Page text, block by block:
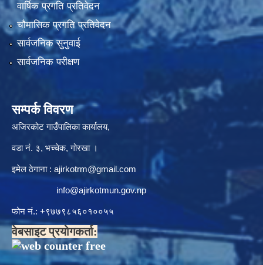
वार्षिक प्रगति प्रतिवेदन
चौमासिक प्रगति प्रतिवेदन
सार्वजनिक सुनुवाई
सार्वजनिक परीक्षण
सम्पर्क विवरण
अजिरकोट गाउँपालिका कार्यालय,
वडा नं. ३, भच्चेक, गोरखा ।
इमेल ठेगाना : ajirkotrm@gmail.com
info@ajirkotmun.gov.np
फोन नं.: ‍‌+९७७९८५६०१००५५
वेबसाइट प्रयोगकर्ता: